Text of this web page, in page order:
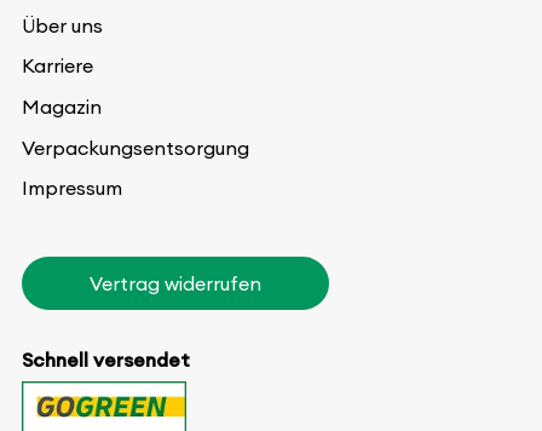
Über uns
Karriere
Magazin
Verpackungsentsorgung
Impressum
Vertrag widerrufen
Schnell versendet